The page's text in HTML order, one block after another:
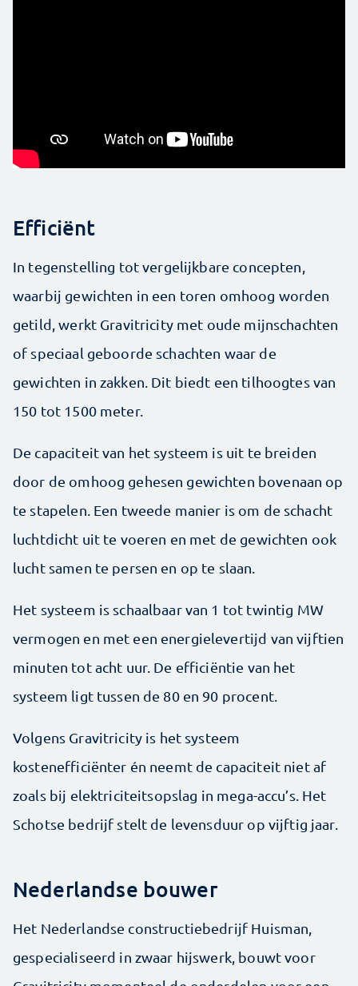
Efficiënt
In tegenstelling tot vergelijkbare concepten,
waarbij gewichten in een toren omhoog worden
getild, werkt Gravitricity met oude mijnschachten
of speciaal geboorde schachten waar de
gewichten in zakken. Dit biedt een tilhoogtes van
150 tot 1500 meter.
De capaciteit van het systeem is uit te breiden
door de omhoog gehesen gewichten bovenaan op
te stapelen. Een tweede manier is om de schacht
luchtdicht uit te voeren en met de gewichten ook
lucht samen te persen en op te slaan.
Het systeem is schaalbaar van 1 tot twintig MW
vermogen en met een energielevertijd van vijftien
minuten tot acht uur. De efficiëntie van het
systeem ligt tussen de 80 en 90 procent.
Volgens Gravitricity is het systeem
kostenefficiënter én neemt de capaciteit niet af
zoals bij elektriciteitsopslag in mega-accu’s. Het
Schotse bedrijf stelt de levensduur op vijftig jaar.
Nederlandse bouwer
Het Nederlandse constructiebedrijf Huisman,
gespecialiseerd in zwaar hijswerk, bouwt voor